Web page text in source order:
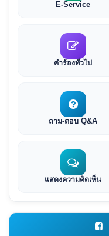
E-Service
คำร้องทั่วไป
ถาม-ตอบ Q&A
แสดงความคิดเห็น